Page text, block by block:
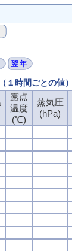
時間ごとの値）
露点
温度
(℃)
蒸気圧
(hPa)